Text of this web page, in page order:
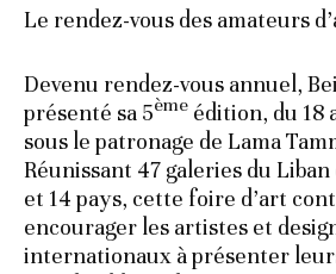
Le rendez-vous des amateurs
Devenu rendez-vous annuel,
présenté sa 5ème édition, du 18
sous le patronage de Lama
Réunissant 47 galeries du
et 14 pays, cette foire d’art
encourager les artistes et
internationaux à présenter